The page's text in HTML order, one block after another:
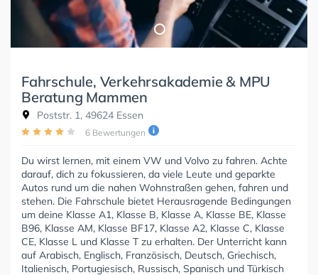
Fahrschule, Verkehrsakademie & MPU
Beratung Mammen
Poststr. 1, 49624 Essen
6 Bewertungen
Du wirst lernen, mit einem VW und Volvo zu fahren. Achte
darauf, dich zu fokussieren, da viele Leute und geparkte
Autos rund um die nahen Wohnstraßen gehen, fahren und
stehen. Die Fahrschule bietet Herausragende Bedingungen
um deine Klasse A1, Klasse B, Klasse A, Klasse BE, Klasse
B96, Klasse AM, Klasse BF17, Klasse A2, Klasse C, Klasse
CE, Klasse L und Klasse T zu erhalten. Der Unterricht kann
auf Arabisch, Englisch, Französisch, Deutsch, Griechisch,
Italienisch, Portugiesisch, Russisch, Spanisch und Türkisch